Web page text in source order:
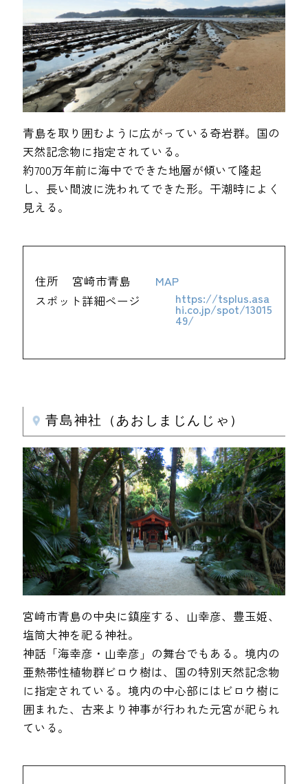
青島を取り囲むように広がっている奇岩群。国の
天然記念物に指定されている。
約700万年前に海中でできた地層が傾いて隆起
し、長い間波に洗われてできた形。干潮時によく
見える。
住所 宮崎市青島
MAP
スポット詳細ページ
https://tsplus.asa
hi.co.jp/spot/13015
49/
青島神社（あおしまじんじゃ）
宮崎市青島の中央に鎮座する、山幸彦、豊玉姫、
塩筒大神を祀る神社。
神話「海幸彦・山幸彦」の舞台でもある。境内の
亜熱帯性植物群ビロウ樹は、国の特別天然記念物
に指定されている。境内の中心部にはビロウ樹に
囲まれた、古来より神事が行われた元宮が祀られ
ている。